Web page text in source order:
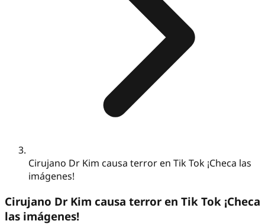
Cirujano Dr Kim causa terror en Tik Tok ¡Checa las
imágenes!
Cirujano Dr Kim causa terror en Tik Tok ¡Checa
las imágenes!